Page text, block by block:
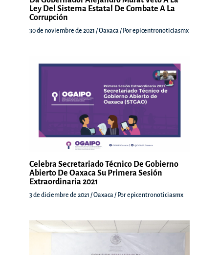
Ley Del Sistema Estatal De Combate A La
Corrupción
30 de noviembre de 2021 /Oaxaca / Porepicentronoticiasmx
Celebra Secretariado Técnico De Gobierno
Abierto De Oaxaca Su Primera Sesión
Extraordinaria 2021
3 de diciembre de 2021 /Oaxaca / Porepicentronoticiasmx